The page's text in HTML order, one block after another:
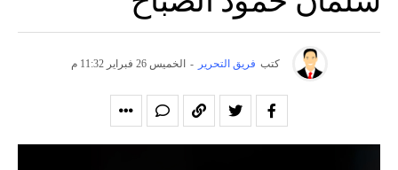
كتب فريق التحرير - الخميس 26 فبراير 11:32 م